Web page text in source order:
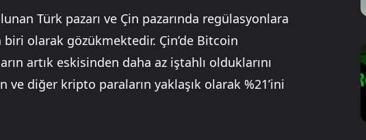
Türk pazarı ve Çin pazarında regülasyonlara
olarak gözükmektedir. Çin’de Bitcoin
artık eskisinden daha az iştahlı olduklarını
ve diğer kripto paraların yaklaşık olarak %21’ini